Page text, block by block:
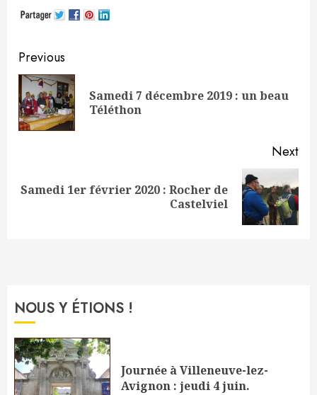
Continue
Reading
Previous
Samedi 7 décembre 2019 : un beau
Téléthon
Next
Next
Samedi 1er février 2020 : Rocher de
Castelviel
NOUS Y ÉTIONS !
Journée à Villeneuve-lez-
Avignon : jeudi 4 juin.